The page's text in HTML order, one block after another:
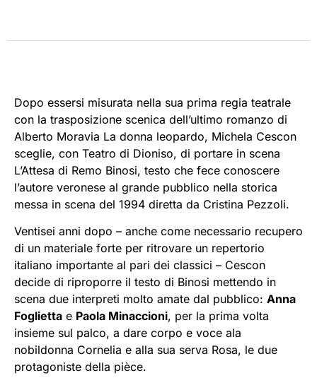
Dopo essersi misurata nella sua prima regia teatrale
con la trasposizione scenica dell’ultimo romanzo di
Alberto Moravia La donna leopardo, Michela Cescon
sceglie, con Teatro di Dioniso, di portare in scena
L’Attesa di Remo Binosi, testo che fece conoscere
l’autore veronese al grande pubblico nella storica
messa in scena del 1994 diretta da Cristina Pezzoli.
Ventisei anni dopo – anche come necessario recupero
di un materiale forte per ritrovare un repertorio
italiano importante al pari dei classici – Cescon
decide di riproporre il testo di Binosi mettendo in
scena due interpreti molto amate dal pubblico: Anna
Foglietta e Paola Minaccioni, per la prima volta
insieme sul palco, a dare corpo e voce ala
nobildonna Cornelia e alla sua serva Rosa, le due
protagoniste della pièce.